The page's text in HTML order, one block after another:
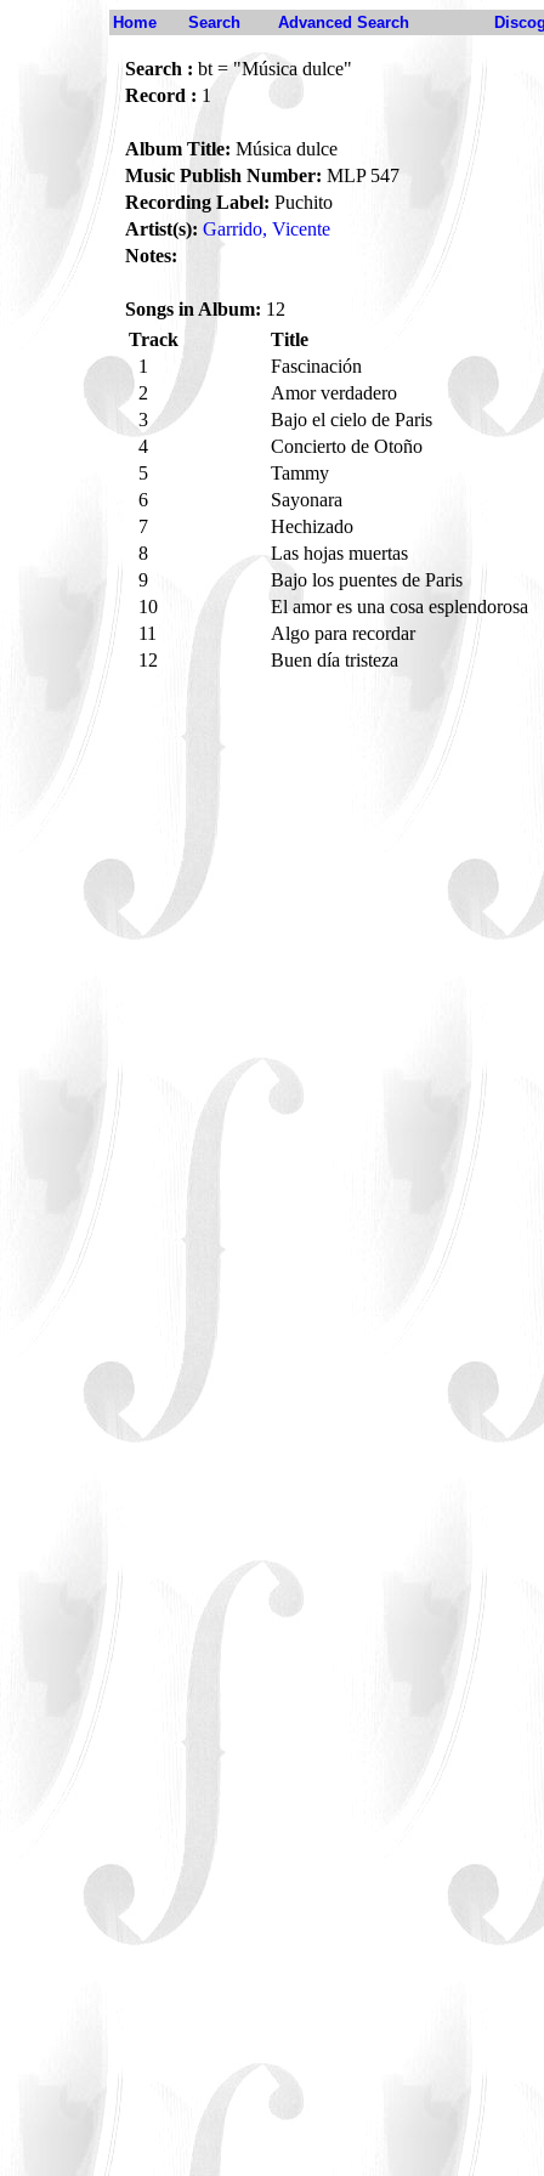
Home Search Advanced Search
Search : bt = "Música dulce"
Record : 1
Album Title: Música dulce
Music Publish Number: MLP 547
Recording Label: Puchito
Artist(s): Garrido, Vicente
Notes:
Songs in Album: 12
Track
Title
1
Fascinación
2
Amor verdadero
3
Bajo el cielo de Paris
4
Concierto de Otoño
5
Tammy
6
Sayonara
7
Hechizado
8
Las hojas muertas
9
Bajo los puentes de Paris
10
El amor es una cosa esplendorosa
11
Algo para recordar
12
Buen día tristeza